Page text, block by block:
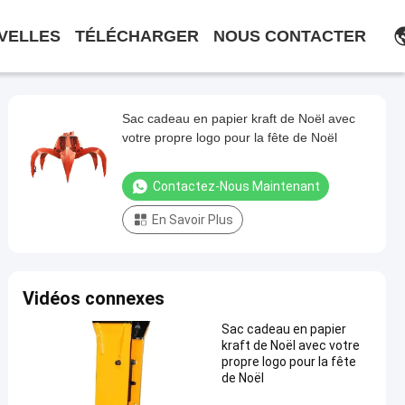
TÉLÉCHARGER NOUS CONTACTER
Sac cadeau en papier kraft de Noël avec
votre propre logo pour la fête de Noël
Contactez-Nous Maintenant
En Savoir Plus
Vidéos connexes
Sac cadeau en papier
kraft de Noël avec votre
propre logo pour la fête
de Noël